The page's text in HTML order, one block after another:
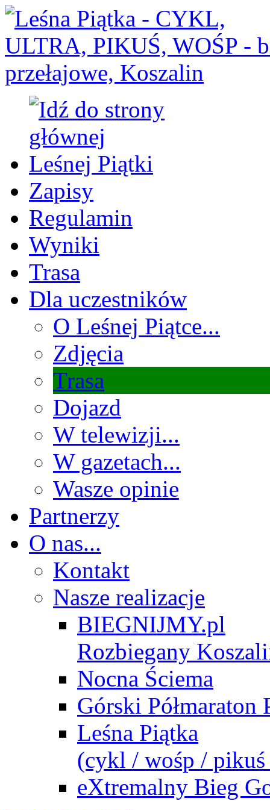
Zapisy
Regulamin
Wyniki
Trasa
Dla uczestników
O Leśnej Piątce...
Zdjęcia
Trasa
Dojazd
W telewizji...
W gazetach...
Wasze opinie
Partnerzy
O nas...
Kontakt
Nasze realizacje
BIEGNIJMY.pl
Rozbiegany
Nocna Ściema
Górski Półmaraton
Leśna Piątka
(cykl / wośp /
eXtremalny Bieg